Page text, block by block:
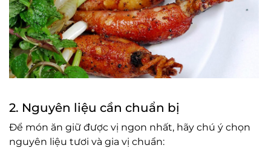
2. Nguyên liệu cần chuẩn bị
Để món ăn giữ được vị ngon nhất, hãy chú ý chọn
nguyên liệu tươi và gia vị chuẩn: